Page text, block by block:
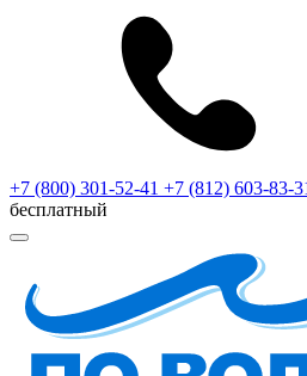
+7 (800) 301-52-41 +7 (812) 603-83-
бесплатный